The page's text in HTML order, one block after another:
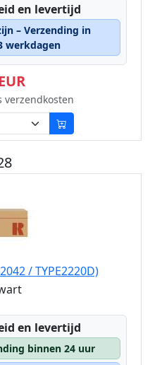
en levertijd
– Verzending in
werkdagen
verzendkosten
/ TYPE2220D)
en levertijd
binnen 24 uur